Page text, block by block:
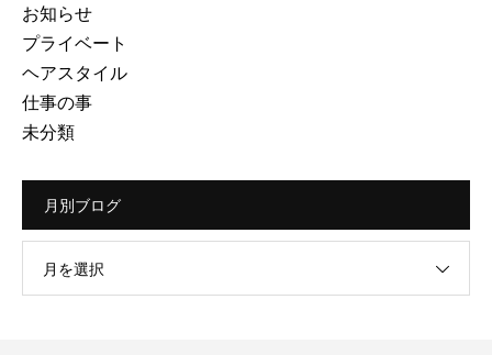
お知らせ
プライベート
ヘアスタイル
仕事の事
未分類
月別ブログ
月を選択